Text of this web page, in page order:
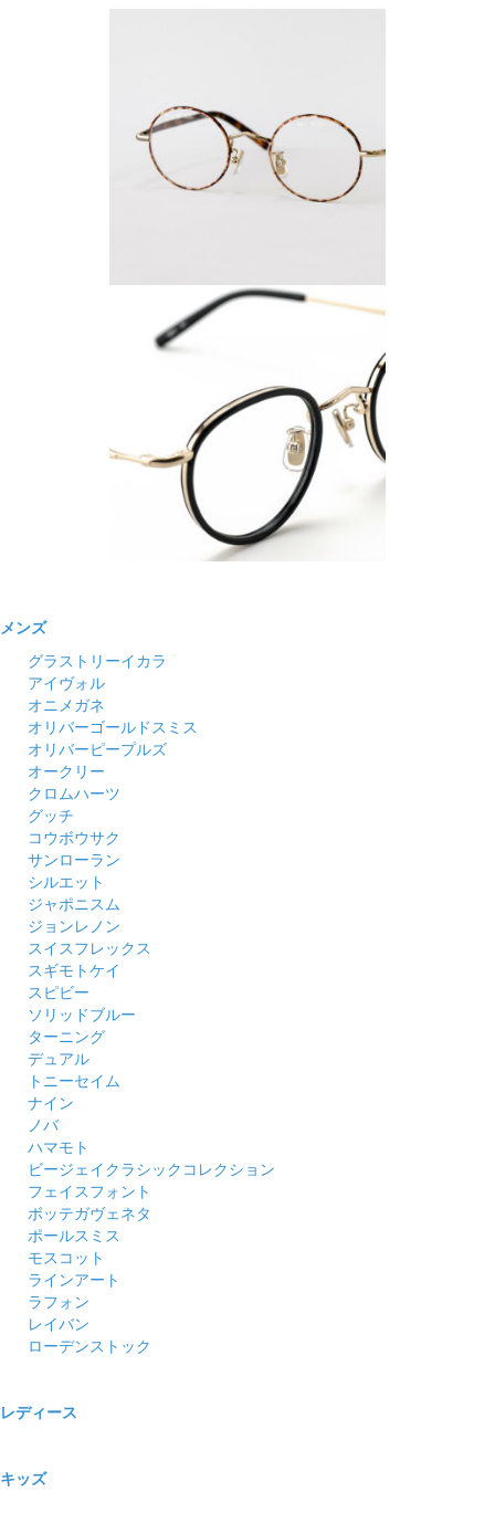
メンズ
グラストリーイカラ
アイヴォル
オニメガネ
オリバーゴールドスミス
オリバーピープルズ
オークリー
クロムハーツ
グッチ
コウボウサク
サンローラン
シルエット
ジャポニスム
ジョンレノン
スイスフレックス
スギモトケイ
スピビー
ソリッドブルー
ターニング
デュアル
トニーセイム
ナイン
ノバ
ハマモト
ビージェイクラシックコレクション
フェイスフォント
ボッテガヴェネタ
ポールスミス
モスコット
ラインアート
ラフォン
レイバン
ローデンストック
レディース
キッズ